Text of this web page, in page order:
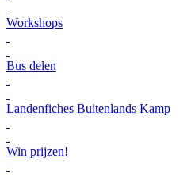
Workshops
Bus delen
Landenfiches Buitenlands Kamp
Win prijzen!